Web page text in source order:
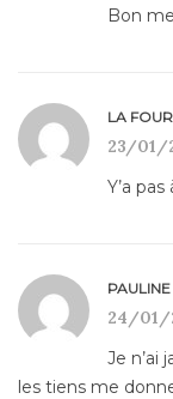
Bon
LA
23/01/
Y’a
PAULINE
24/01/
Je n’ai
les tiens me